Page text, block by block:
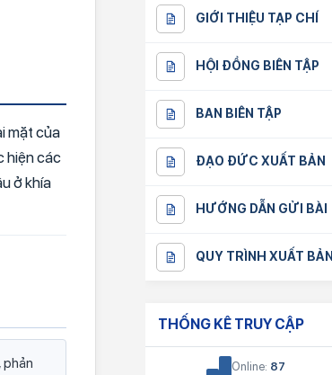
mặt của
hiện các
ở khía
phản
GIỚI THIỆU TẠP CHÍ
HỘI ĐỒNG BIÊN TẬP
BAN BIÊN TẬP
ĐẠO ĐỨC XUẤT BẢN
HƯỚNG DẪN GỬI BÀI
QUY TRÌNH XUẤT BẢN
THỐNG KÊ TRUY CẬP
Online: 87